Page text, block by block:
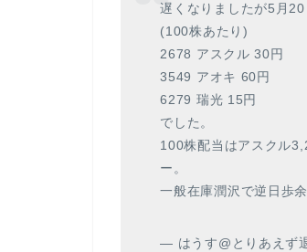
遅くなりましたが5月
(100株あたり)
2678 アスクル 30円
3549 アオキ 60円
6279 瑞光 15円
でした。
100株配当はアスクル
ー。
一般在庫潤沢で逆日歩
— はうす@とりあえず